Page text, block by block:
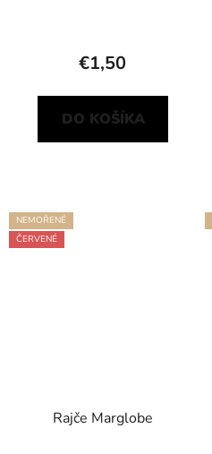
€1,50
DO KOŠÍKA
NEMOŘENÉ
ČERVENÉ
Rajče Marglobe